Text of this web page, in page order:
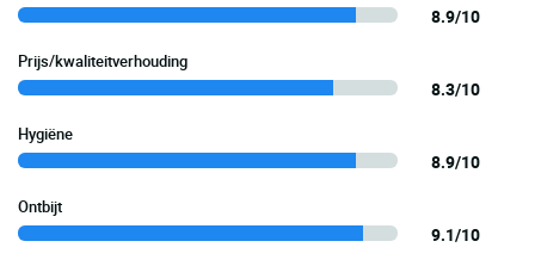
8.9/10
Prijs/kwaliteitverhouding
8.3/10
Hygiëne
8.9/10
Ontbijt
9.1/10